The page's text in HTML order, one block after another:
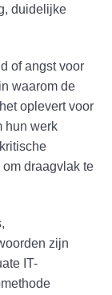
duidelijke
of angst voor
waarom de
oplevert voor
hun werk
draagvlak te
zijn
IT-